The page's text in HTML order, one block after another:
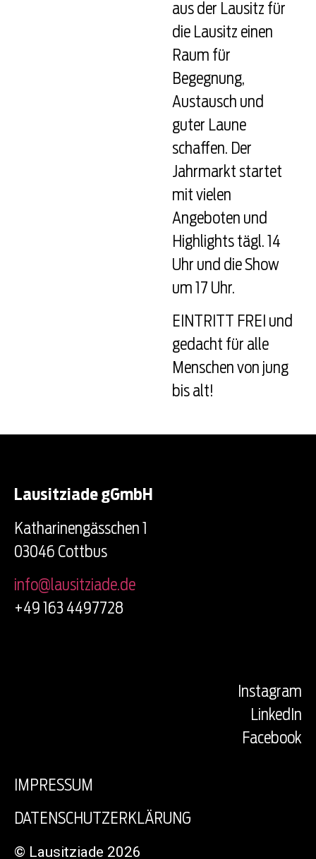
aus der Lausitz für
die Lausitz einen
Raum für
Begegnung,
Austausch und
guter Laune
schaffen. Der
Jahrmarkt startet
mit vielen
Angeboten und
Highlights tägl. 14
Uhr und die Show
um 17 Uhr.
EINTRITT FREI und
gedacht für alle
Menschen von jung
bis alt!
Lausitziade gGmbH
Katharinengässchen 1
03046 Cottbus
info@lausitziade.de
+49 163 4497728
Instagram
LinkedIn
Facebook
IMPRESSUM
DATENSCHUTZERKLÄRUNG
© Lausitziade 2026